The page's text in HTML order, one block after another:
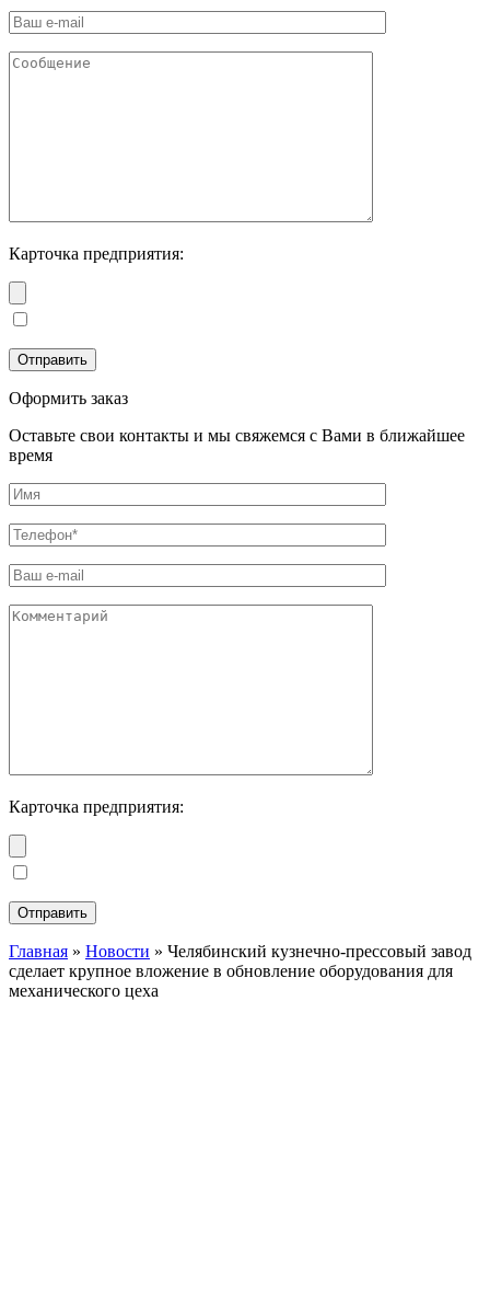
Карточка предприятия:
Оформить заказ
Оставьте свои контакты и мы свяжемся с Вами в ближайшее
время
Карточка предприятия:
Главная » Новости » Челябинский кузнечно-прессовый завод
сделает крупное вложение в обновление оборудования для
механического цеха